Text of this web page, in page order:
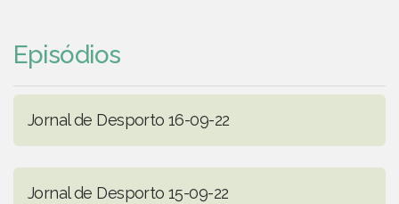
Episódios
Jornal de Desporto 16-09-22
Jornal de Desporto 15-09-22